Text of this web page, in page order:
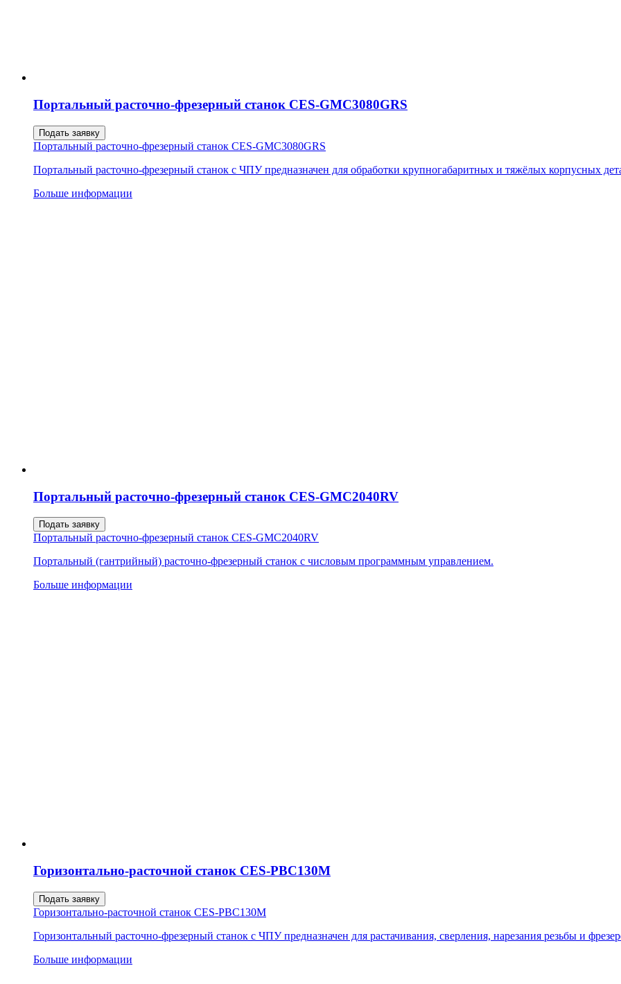
Портальный расточно-фрезерный станок CES-GMC3080GRS
Подать заявку
Портальный расточно-фрезерный станок CES-GMC3080GRS
Портальный расточно-фрезерный станок с ЧПУ предназначен для обработки крупногабаритных и тяжёлых корпусных
Больше информации
Портальный расточно-фрезерный станок CES-GMC2040RV
Подать заявку
Портальный расточно-фрезерный станок CES-GMC2040RV
Портальный (гантрийный) расточно-фрезерный станок с числовым программным управлением.
Больше информации
Горизонтально-расточной станок CES-PBC130M
Подать заявку
Горизонтально-расточной станок CES-PBC130M
Горизонтальный расточно-фрезерный станок с ЧПУ предназначен для растачивания, сверления, нарезания резьбы и
Больше информации